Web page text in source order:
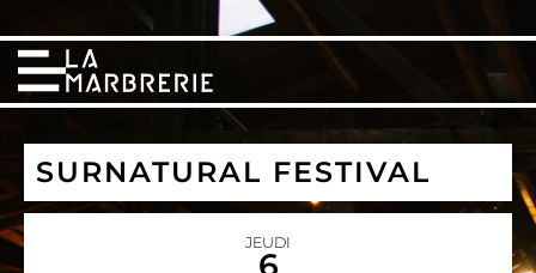
SURNATURAL FESTIVAL
JEUDI